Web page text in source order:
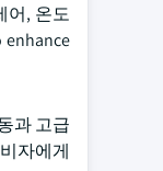
어, 온도
과 고급
자에게